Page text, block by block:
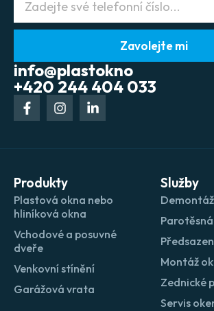
Zavolejte mi
info@plastokno
+420 244 404 033
Produkty
Plastová okna nebo
hliníková okna
Vchodové a posuvné
dveře
Venkovní stínění
Garážová vrata
Služby
Montáž
Zednické
Servis